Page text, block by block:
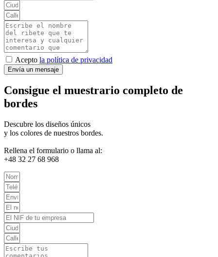
Acepto la política de privacidad
Envía un mensaje
Consigue el muestrario completo de
bordes
Descubre los diseños únicos
y los colores de nuestros bordes.
Rellena el formulario o llama al:
+48 32 27 68 968